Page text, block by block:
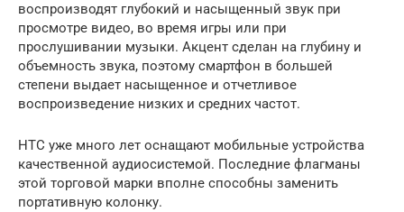
воспроизводят глубокий и насыщенный звук при
просмотре видео, во время игры или при
прослушивании музыки. Акцент сделан на глубину и
объемность звука, поэтому смартфон в большей
степени выдает насыщенное и отчетливое
воспроизведение низких и средних частот.
HTC уже много лет оснащают мобильные устройства
качественной аудиосистемой. Последние флагманы
этой торговой марки вполне способны заменить
портативную колонку.